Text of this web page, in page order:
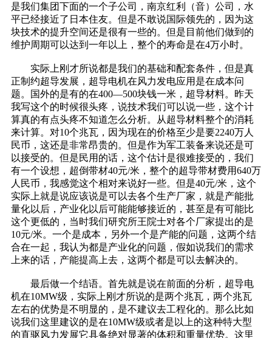
是我们集团下面的一个子公司，南京红利（音）公司，水
平已经接近了日本住友。但是不敢说国际领先的，因为这
块技术的提升空间还是很有一些的。但是目前他们做到的
维护周期可以达到一年以上，整个的寿命是在4万小时。
实际上刚才所说都是我们的基础和配套条件，但是真
正制约超导发展，超导电机在风力发电应用是在成本问
题。国外的是有的在400—500块钱一米，超导材料。昨天
我写这个的时候很头疼，说技术我们可以说一些，这个计
算真的有点头疼不知道怎么分析。从超导材料整个的消耗
来计算。对10个兆瓦，因为现在的价格至少是要2240万人
民币，这还是非常昂贵的。但是作为军工装备来说还是可
以接受的。但是民用的话，这个估计是很难接受的，我们
有一个设想，超倒带材40元/米，整个的超导带材费用640万
人民币，我感觉这个相对来说好一些。但是40元/米，这个
实际上就是说应该说是可以去各个生产厂家，就是产能批
量化以后，产业化以后可能能够接近的，甚至是有可能比
这个更低的，当时我们研究所王院士对各个厂家提出的是
10元/米。一个是成本，另外一个是产能的问题，这两个结
合在一起，我认为都是产业化的问题，假如说我们的需求
上来的话，产能提高上去，这两个都是可以去解决的。
最后做一个结语。首先就是说在前面的分析，超导电
机在10MW级，实际上刚才所说的是两个兆瓦，两个兆瓦
左右的优势是不明显的，是不建议去工程化的。那么比如
说我们这里建议的是在10MW级或者是以上的这种特大型
的直驱风力发展它具备绝对显著的体积和重量优势。这里